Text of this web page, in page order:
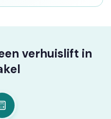
verhuislift in